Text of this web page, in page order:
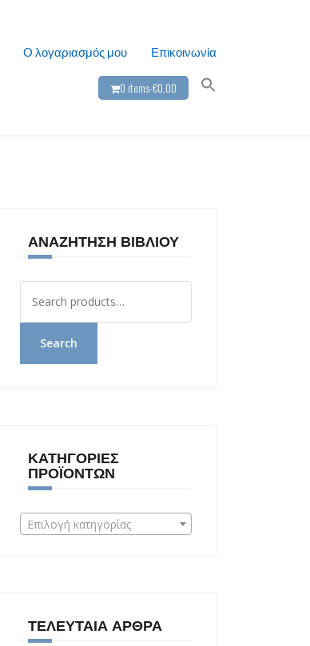
Ο λογαριασμός μου Επικοινωνία
0 items-€0,00
ΑΝΑΖΉΤΗΣΗ ΒΙΒΛΊΟΥ
για:
Search
ΚΑΤΗΓΟΡΊΕΣ
ΠΡΟΪΌΝΤΩΝ
Επιλογή κατηγορίας
ΤΕΛΕΥΤΑΊΑ ΆΡΘΡΑ